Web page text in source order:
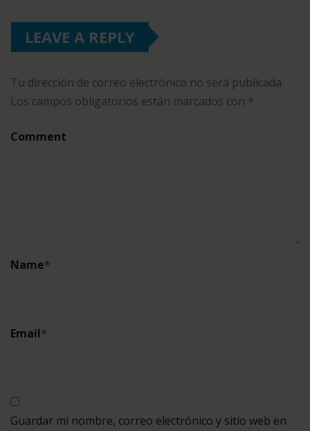
LEAVE A REPLY
Tu dirección de correo electrónico no será publicada.
Los campos obligatorios están marcados con *
Comment
Name*
Email*
Guardar mi nombre, correo electrónico y sitio web en